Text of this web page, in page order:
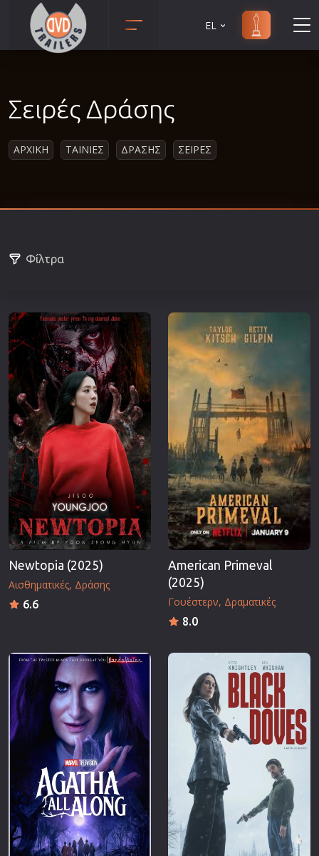
Αισθηματικές
Αστυνομικές
Επιστημονικής Φαντασίας
Εποχής
Ερωτικές
Ευρωπαικός Κινηματογράφος
Θρησκευτικές
Θρίλερ
Ιστορικές
Καταστροφής
Κλασσικές
EL
Σειρές Δράσης
ΑΡΧΙΚΗ ΤΑΙΝΙΕΣ ΔΡΑΣΗΣ ΣΕΙΡΕΣ
Φίλτρα
Newtopia (2025)
Αισθηματικές Δράσης
6.6
American Primeval
(2025)
Γουέστερν Δραματικές
8.0